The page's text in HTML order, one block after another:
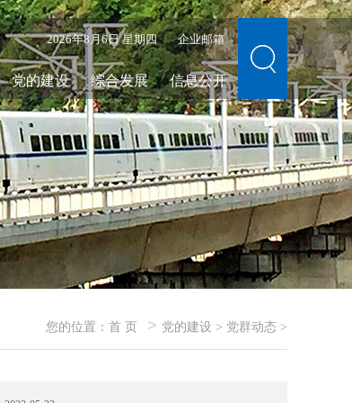
2026年8月6日 星期四 企业邮箱
党的建设 综合发展 信息公开
您的位置： 首 页 > 党的建设 > 党群动态 >